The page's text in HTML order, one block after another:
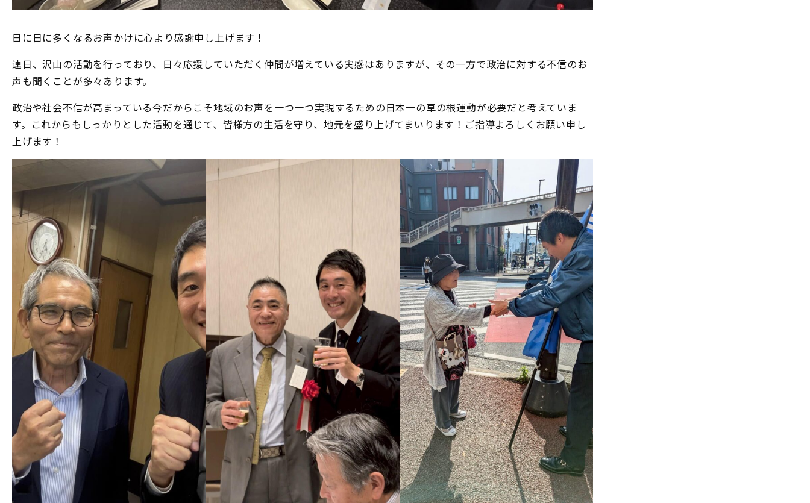
日に日に多くなるお声かけに心より感謝申し上げます！
連日、沢山の活動を行っており、日々応援していただく仲間が増えている実感はありますが、その一方で政治に対する不信のお
声も聞くことが多々あります。
政治や社会不信が高まっている今だからこそ地域のお声を一つ一つ実現するための日本一の草の根運動が必要だと考えていま
す。これからもしっかりとした活動を通じて、皆様方の生活を守り、地元を盛り上げてまいります！ご指導よろしくお願い申し
上げます！